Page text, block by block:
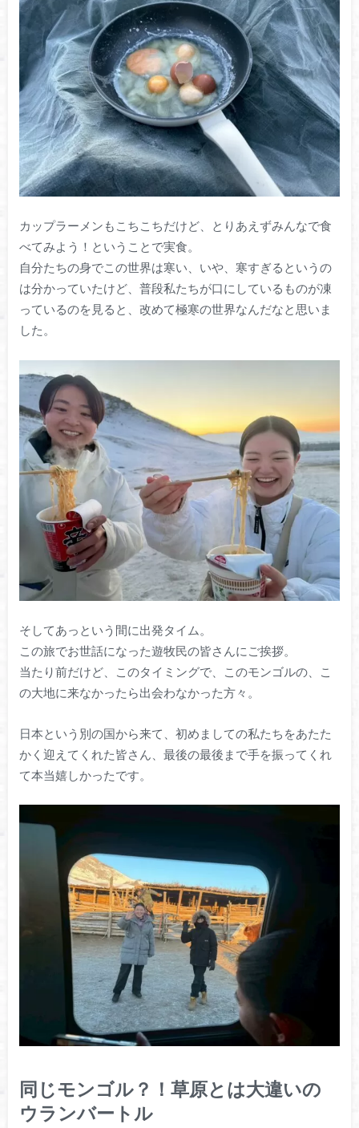
カップラーメンもこちこちだけど、とりあえずみんなで食
べてみよう！ということで実食。
自分たちの身でこの世界は寒い、いや、寒すぎるというの
は分かっていたけど、普段私たちが口にしているものが凍
っているのを見ると、改めて極寒の世界なんだなと思いま
した。
そしてあっという間に出発タイム。
この旅でお世話になった遊牧民の皆さんにご挨拶。
当たり前だけど、このタイミングで、このモンゴルの、こ
の大地に来なかったら出会わなかった方々。
日本という別の国から来て、初めましての私たちをあたた
かく迎えてくれた皆さん、最後の最後まで手を振ってくれ
て本当嬉しかったです。
同じモンゴル？！草原とは大違いの
ウランバートル